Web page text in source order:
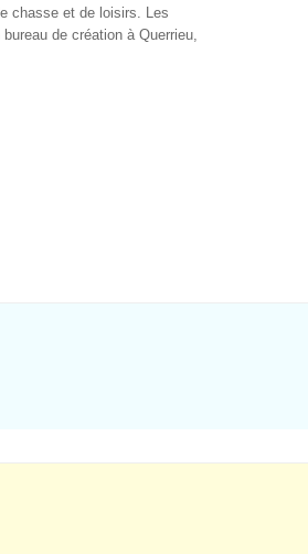
chasse et de loisirs. Les
de création à Querrieu,